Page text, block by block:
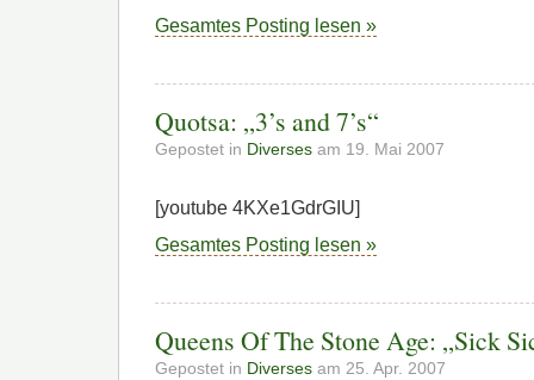
Gesamtes Posting lesen »
Quotsa: „3’s and 7’s“
Gepostet in Diverses am 19. Mai 2007
[youtube 4KXe1GdrGIU]
Gesamtes Posting lesen »
Queens Of The Stone Age: „Sick
Gepostet in Diverses am 25. Apr. 2007